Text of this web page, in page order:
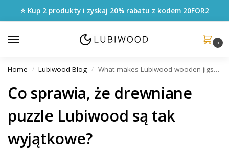
⭐ Kup 2 produkty i zyskaj 20% rabatu z kodem 20FOR2
0
Home / Lubiwood Blog / What makes Lubiwood wooden jigsaw puzzles special?
Co sprawia, że drewniane
puzzle Lubiwood są tak
wyjątkowe?